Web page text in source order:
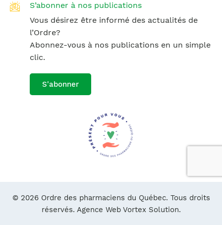
S’abonner à nos publications
Vous désirez être informé des actualités de
l’Ordre?
Abonnez-vous à nos publications en un simple
clic.
S'abonner
© 2026 Ordre des pharmaciens du Québec. Tous droits
réservés. Agence Web Vortex Solution.